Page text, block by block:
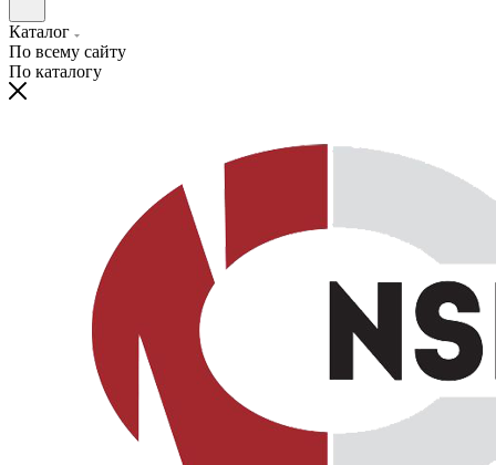
Каталог
По всему сайту
По каталогу